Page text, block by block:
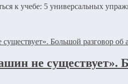
к учебе: 5 универсальных
не существует».